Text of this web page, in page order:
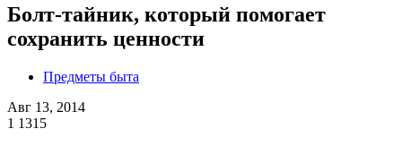
Болт-тайник, который помогает
сохранить ценности
Предметы быта
Авг 13, 2014
1 1315